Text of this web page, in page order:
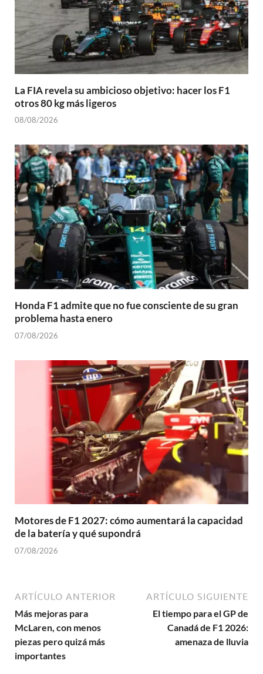
La FIA revela su ambicioso objetivo: hacer los F1
otros 80 kg más ligeros
08/08/2026
Honda F1 admite que no fue consciente de su gran
problema hasta enero
07/08/2026
Motores de F1 2027: cómo aumentará la capacidad
de la batería y qué supondrá
07/08/2026
ARTÍCULO ANTERIOR
Más mejoras para
McLaren, con menos
piezas pero quizá más
importantes
ARTÍCULO SIGUIENTE
El tiempo para el GP de
Canadá de F1 2026:
amenaza de lluvia